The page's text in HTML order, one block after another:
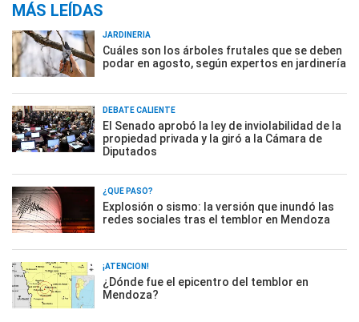
MÁS LEÍDAS
JARDINERÍA
Cuáles son los árboles frutales que se deben
podar en agosto, según expertos en jardinería
DEBATE CALIENTE
El Senado aprobó la ley de inviolabilidad de la
propiedad privada y la giró a la Cámara de
Diputados
¿QUÉ PASÓ?
Explosión o sismo: la versión que inundó las
redes sociales tras el temblor en Mendoza
¡ATENCIÓN!
¿Dónde fue el epicentro del temblor en
Mendoza?